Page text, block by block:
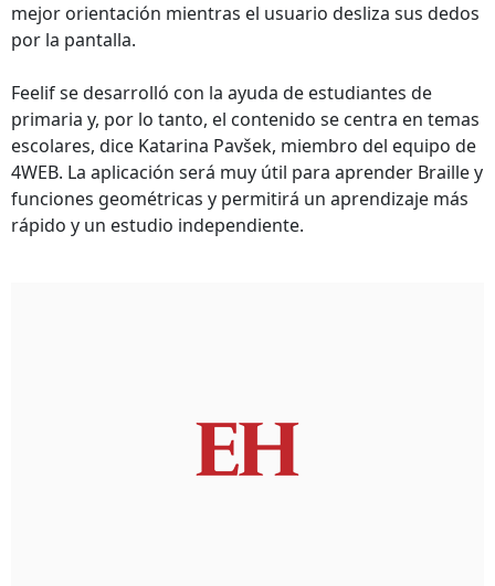
mejor orientación mientras el usuario desliza sus dedos
por la pantalla.
Feelif se desarrolló con la ayuda de estudiantes de
primaria y, por lo tanto, el contenido se centra en temas
escolares, dice Katarina Pavšek, miembro del equipo de
4WEB. La aplicación será muy útil para aprender Braille y
funciones geométricas y permitirá un aprendizaje más
rápido y un estudio independiente.